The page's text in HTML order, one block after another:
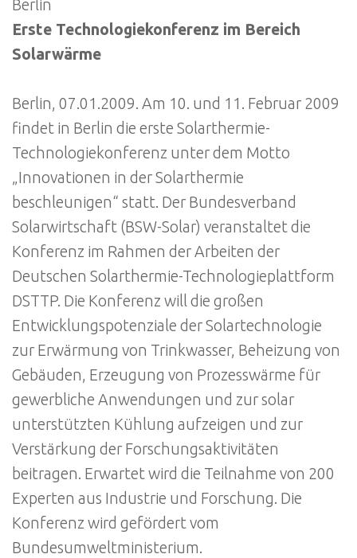
Berlin
Erste Technologiekonferenz im Bereich
Solarwärme
Berlin, 07.01.2009. Am 10. und 11. Februar 2009
findet in Berlin die erste Solarthermie-
Technologiekonferenz unter dem Motto
„Innovationen in der Solarthermie
beschleunigen“ statt. Der Bundesverband
Solarwirtschaft (BSW-Solar) veranstaltet die
Konferenz im Rahmen der Arbeiten der
Deutschen Solarthermie-Technologieplattform
DSTTP. Die Konferenz will die großen
Entwicklungspotenziale der Solartechnologie
zur Erwärmung von Trinkwasser, Beheizung von
Gebäuden, Erzeugung von Prozesswärme für
gewerbliche Anwendungen und zur solar
unterstützten Kühlung aufzeigen und zur
Verstärkung der Forschungsaktivitäten
beitragen. Erwartet wird die Teilnahme von 200
Experten aus Industrie und Forschung. Die
Konferenz wird gefördert vom
Bundesumweltministerium.